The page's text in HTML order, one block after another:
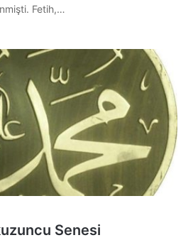
Fetih,…
Senesi